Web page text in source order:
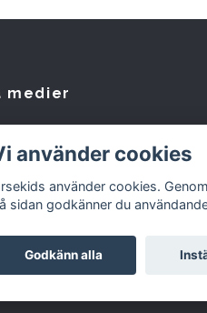
medier
använder cookies
använder cookies.
sidan godkänner du
Godkänn alla